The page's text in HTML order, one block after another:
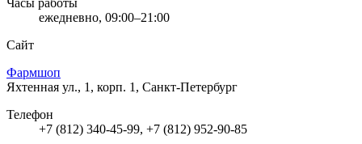
ежедневно, 09:00–21:00
Сайт
Фармшоп
Яхтенная ул., 1, корп. 1, Санкт-Петербург
Телефон
+7 (812) 340-45-99, +7 (812) 952-90-85